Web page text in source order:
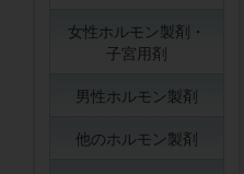
女性ホルモン製剤・
子宮用剤
男性ホルモン製剤
他のホルモン製剤